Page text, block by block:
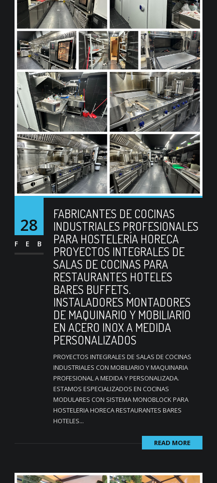
28
FEB
FABRICANTES DE COCINAS
INDUSTRIALES PROFESIONALES
PARA HOSTELERÍA HORECA
PROYECTOS INTEGRALES DE
SALAS DE COCINAS PARA
RESTAURANTES HOTELES
BARES BUFFETS.
INSTALADORES MONTADORES
DE MAQUINARIO Y MOBILIARIO
EN ACERO INOX A MEDIDA
PERSONALIZADOS
PROYECTOS INTEGRALES DE SALAS DE COCINAS
INDUSTRIALES CON MOBILIARIO Y MAQUINARIA
PROFESIONAL A MEDIDA Y PERSONALIZADA.
ESTAMOS ESPECIALIZADOS EN COCINAS
MODULARES CON SISTEMA MONOBLOCK PARA
HOSTELERIA HORECA RESTAURANTES BARES
HOTELES...
READ MORE